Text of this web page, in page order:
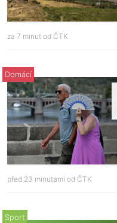
za 7 minut od ČTK
Domácí
před 23 minutami od ČTK
Sport